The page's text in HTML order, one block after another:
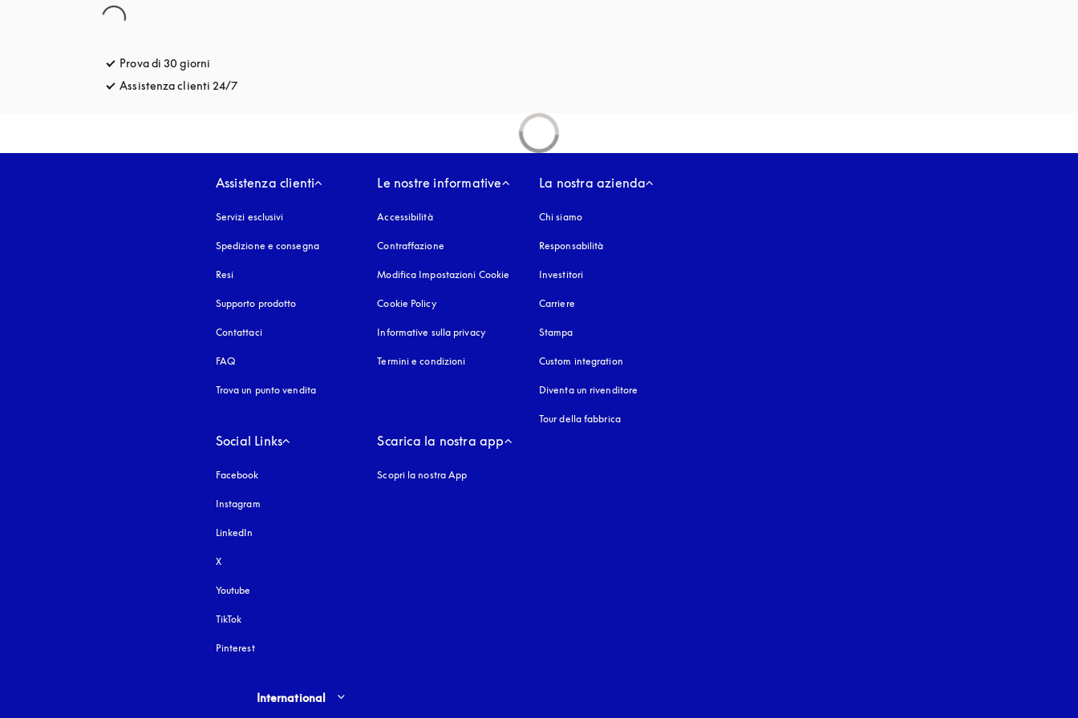
Prova di 30 giorni
Assistenza clienti 24/7
Assistenza clienti
Servizi esclusivi
Spedizione e consegna
Resi
Supporto prodotto
Contattaci
FAQ
Trova un punto vendita
Le nostre informative
Accessibilitàsi apre in una nuova finestra
Contraffazione si apre in una nuova finestra
Modifica Impostazioni Cookie
Cookie Policysi apre in una nuova finestra
Informative sulla privacysi apre in una nuova finestra
Termini e condizioni
La nostra azienda
Chi siamo
Responsabilità
Investitori
Carriere
Stampa
Custom integration
Diventa un rivenditore
Tour della fabbrica
Social Links
Facebook
Instagram
LinkedIn
X
Youtube
TikTok
Pinterest
Scarica la nostra app
Scopri la nostra App
Select country and language
International